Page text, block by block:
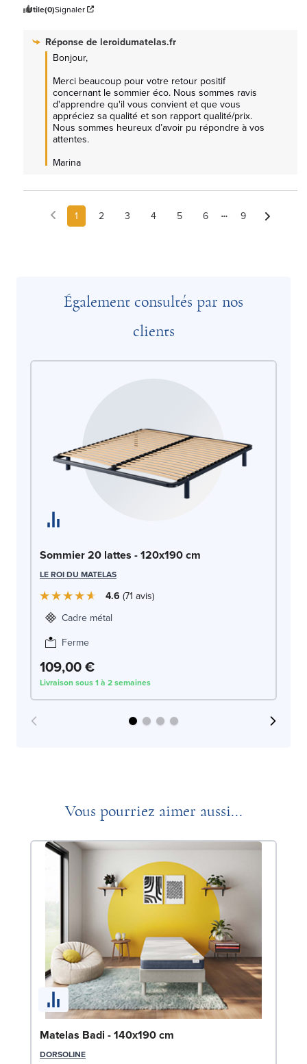
Utile(0)Signaler
Réponse de leroidumatelas.fr
Bonjour,
Merci beaucoup pour votre retour positif
concernant le sommier éco. Nous sommes ravis
d'apprendre qu'il vous convient et que vous
appréciez sa qualité et son rapport qualité/prix.
Nous sommes heureux d’avoir pu répondre à vos
attentes.
Marina
1 2 3 4 5 6 9
Également consultés par nos
clients
Sommier 20 lattes - 120x190 cm
LE ROI DU MATELAS
4.6 71 avis
Cadre métal
Ferme
109,00 €
Livraison sous 1 à 2 semaines
Vous pourriez aimer aussi...
Matelas Badi - 140x190 cm
DORSOLINE